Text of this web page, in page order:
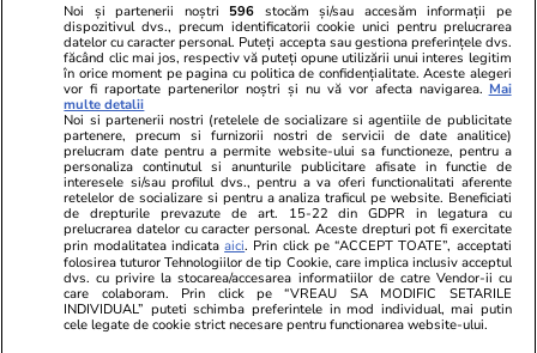
Elle.ro
O mai ții minte pe Janine Sârbu?
Unica.ro
Mirabela
Noi și partenerii noștri 596 stocăm și/sau accesăm informații pe
dispozitivul dvs., precum identificatorii cookie unici pentru prelucrarea
datelor cu caracter personal. Puteți accepta sau gestiona preferințele dvs.
făcând clic mai jos, respectiv vă puteți opune utilizării unui interes legitim
în orice moment pe pagina cu politica de confidențialitate. Aceste alegeri
vor fi raportate partenerilor noștri și nu vă vor afecta navigarea. Mai
multe detalii
Noi si partenerii nostri (retelele de socializare si agentiile de publicitate
partenere, precum si furnizorii nostri de servicii de date analitice)
prelucram date pentru a permite website-ului sa functioneze, pentru a
personaliza continutul si anunturile publicitare afisate in functie de
interesele si/sau profilul dvs., pentru a va oferi functionalitati aferente
retelelor de socializare si pentru a analiza traficul pe website. Beneficiati
de drepturile prevazute de art. 15-22 din GDPR in legatura cu
prelucrarea datelor cu caracter personal. Aceste drepturi pot fi exercitate
prin modalitatea indicataaici. Prin click pe “ACCEPT TOATE”, acceptati
folosirea tuturor Tehnologiilor de tip Cookie, care implica inclusiv acceptul
dvs. cu privire la stocarea/accesarea informatiilor de catre Vendor-ii cu
care colaboram. Prin click pe “VREAU SA MODIFIC SETARILE
INDIVIDUAL” puteti schimba preferintele in mod individual, mai putin
cele legate de cookie strict necesare pentru functionarea website-ului.